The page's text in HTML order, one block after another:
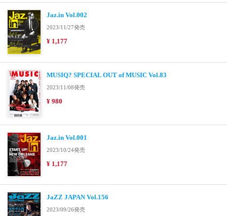
Jaz.in Vol.002
2023/11/27発売
¥ 1,177
MUSIQ? SPECIAL OUT of MUSIC Vol.83
2023/11/08発売
¥ 980
Jaz.in Vol.001
2023/10/24発売
¥ 1,177
JaZZ JAPAN Vol.156
2023/09/26発売